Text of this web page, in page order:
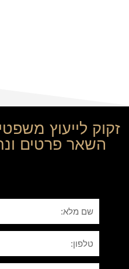
זקוק לייעוץ
השאר פרטים